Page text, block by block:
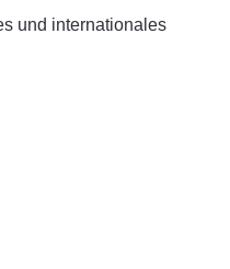
und internationales